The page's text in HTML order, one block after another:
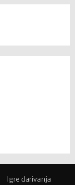
Igre darivanja